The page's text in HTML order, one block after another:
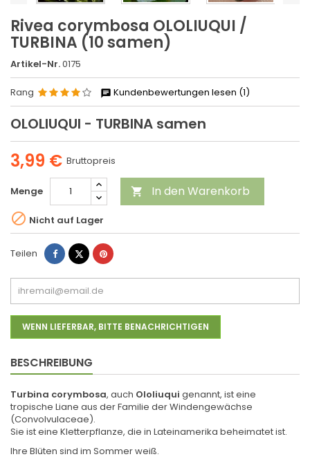
Rivea corymbosa OLOLIUQUI /
TURBINA (10 samen)
Artikel-Nr.0175
Rang Kundenbewertungen lesen (1)
OLOLIUQUI - TURBINA samen
3,99 € Bruttopreis
Menge  In den Warenkorb
 Nicht auf Lager
Teilen TeilenTweetPinterest
WENN LIEFERBAR, BITTE BENACHRICHTIGEN
BESCHREIBUNG
Turbina corymbosa, auch Ololiuqui genannt, ist eine
tropische Liane aus der Familie der Windengewächse
(Convolvulaceae).
Sie ist eine Kletterpflanze, die in Lateinamerika beheimatet ist.
Ihre Blüten sind im Sommer weiß.